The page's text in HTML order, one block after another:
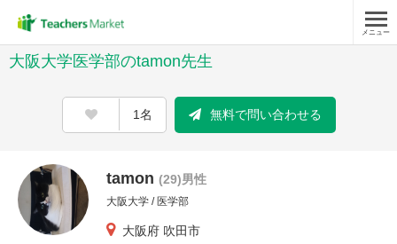
メニュー
大阪大学医学部のtamon先生
1名 無料で問い合わせる
tamon (29)男性
大阪大学 / 医学部
大阪府 吹田市